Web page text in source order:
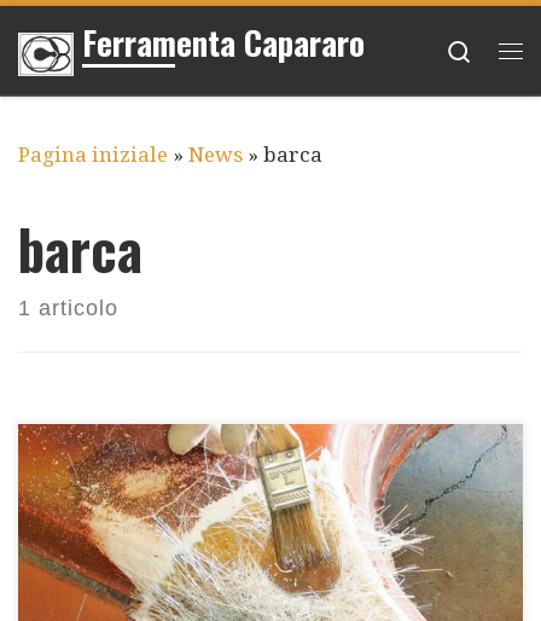
Passa al contenuto
Ferramenta Capararo
Pagina iniziale » News » barca
barca
1 articolo
scopri cosa è la vetroresina, come usarla e i
campi di applicazione